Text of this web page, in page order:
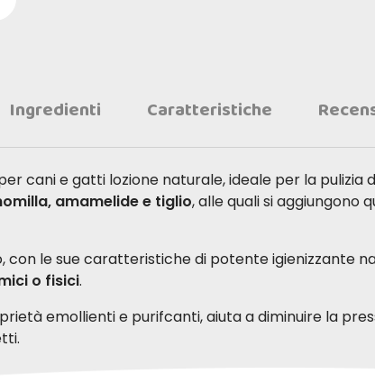
Ingredienti Caratteristiche
cani e gatti lozione naturale, ideale per la pulizia
amamelide e tiglio, alle quali si
con le sue caratteristiche di potente igienizzante
o fisici.
emollienti e purifcanti, aiuta a diminuire la